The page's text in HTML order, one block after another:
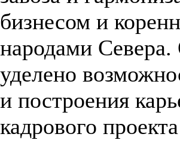
бизнесом и
народами Севера.
уделено
и построения
кадрового